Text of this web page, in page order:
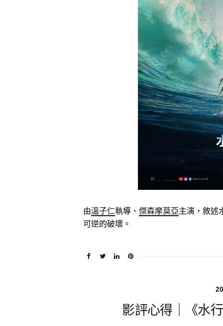
由溫子仁執導、 傑森摩莫亞主演，敘述
可逆的破壞。
影評心得｜《水